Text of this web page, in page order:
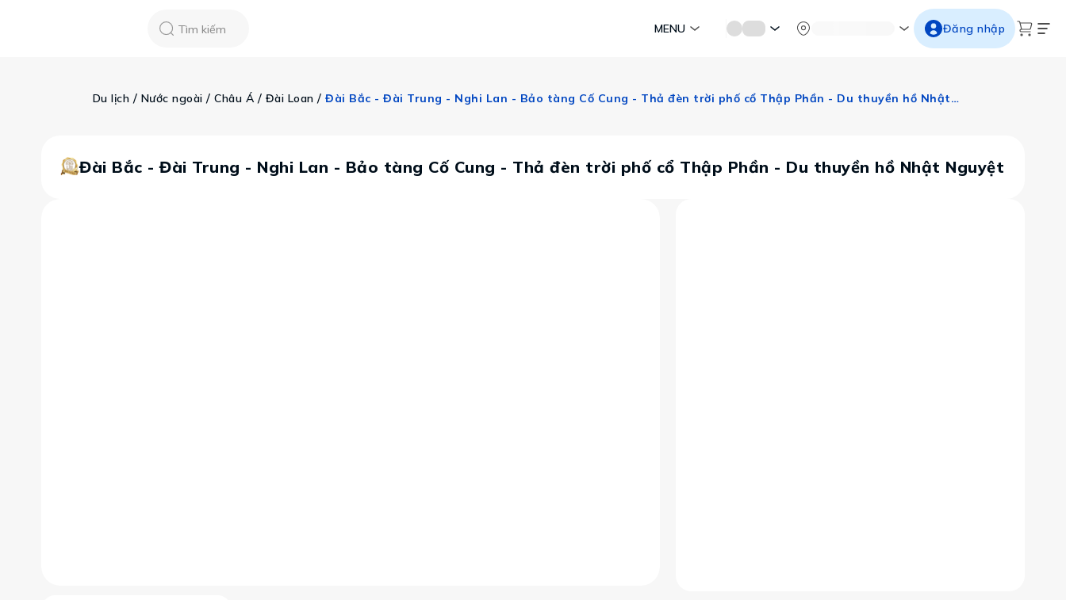
Tìm kiếm
MENU Đăng nhập
Tin tức Hành trình Caravan
Du lịch / Nước ngoài / Châu Á / Đài Loan / Đài Bắc - Đài Trung - Nghi Lan - Bảo tàng Cố Cung - Thả đèn trời phố cổ Thập Phần - Du thuyền hồ Nhật Nguyệt
Đài Bắc - Đài Trung - Nghi Lan - Bảo tàng Cố Cung - Thả đèn trời phố cổ Thập Phần - Du thuyền hồ Nhật Nguyệt
Từ cố đô đến thành thăng longNgắm hoa